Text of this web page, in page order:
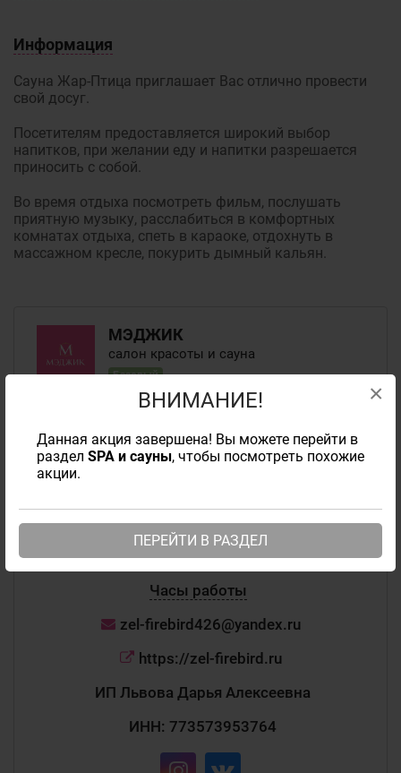
ВНИМАНИЕ!
Данная акция завершена! Вы можете перейти в
раздел SPA и сауны, чтобы посмотреть похожие
акции.
ПЕРЕЙТИ В РАЗДЕЛ
×
МЭДЖИК
салон красоты и сауна
Базовый
Зеленоград, корпус 426А, стр. 3
Сейчас открыто
Часы работы
zel-firebird426@yandex.ru
https://zel-firebird.ru
ИП Львова Дарья Алексеевна
ИНН: 773573953764
Информация
Сауна Жар-Птица приглашает Вас отлично провести
свой досуг.
Посетителям предоставляется широкий выбор
напитков, при желании еду и напитки разрешается
приносить с собой.
Во время отдыха посмотреть фильм, послушать
приятную музыку, расслабиться в комфортных
комнатах отдыха, спеть в караоке, отдохнуть в
массажном кресле, покурить дымный кальян.